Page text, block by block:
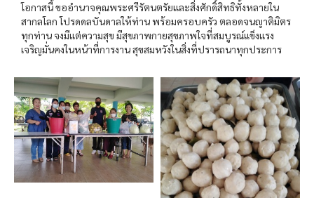
โอกาสนี้ ขออำนาจคุณพระศรีรัตนตรัยและสิ่งศักดิ์สิทธิทั้งหลายใน
สากลโลก โปรดดลบันดาลให้ท่าน พร้อมครอบครัว ตลอดจนญาติมิตร
ทุกท่าน จงมีแต่ความสุข มีสุขภาพกายสุขภาพใจที่สมบูรณ์แข็งแรง
เจริญมั่นคงในหน้าที่การงาน สุขสมหวังในสิ่งที่ปรารถนาทุกประการ